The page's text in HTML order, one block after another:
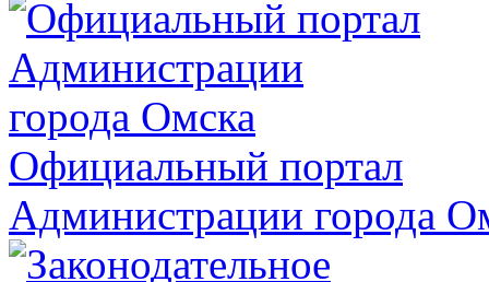
Официальный портал
Администрации города